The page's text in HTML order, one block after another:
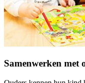
Samenwerken met